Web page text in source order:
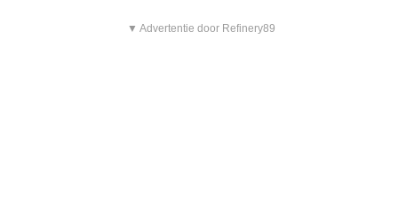
▼ Advertentie door Refinery89